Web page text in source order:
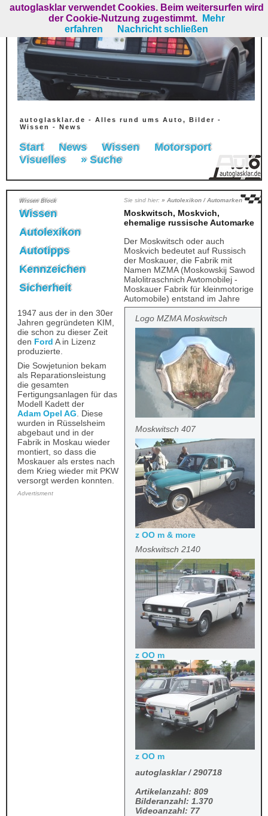
autoglasklar.de - Alles rund ums Auto, Bilder -
Wissen - News
Start News Wissen
Motorsport
Visuelles
» Suche
Wissen Block
Wissen
Autolexikon
Autotipps
Kennzeichen
Sicherheit
Sie sind hier: » Autolexikon / Automarken
Moskwitsch, Moskvich,
ehemalige russische Automarke
Logo MZMA Moskwitsch
Moskwitsch 407
z OO m & more
Moskwitsch 2140
z OO m
z OO m
autoglasklar / 290718
Artikelanzahl: 809
Bilderanzahl: 1.370
Videoanzahl: 77
Der Moskwitsch oder auch
Moskvich bedeutet auf Russisch
der Moskauer, die Fabrik mit
Namen MZMA (Moskowskij Sawod
Malolitraschnich Awtomobilej -
Moskauer Fabrik für kleinmotorige
Automobile) entstand im Jahre
1947 aus der in den 30er
Jahren gegründeten KIM,
die schon zu dieser Zeit
den Ford A in Lizenz
produzierte.
Die Sowjetunion bekam
als Reparationsleistung
die gesamten
Fertigungsanlagen für das
Modell Kadett der
Adam Opel AG . Diese
wurden in Rüsselsheim
abgebaut und in der
Fabrik in Moskau wieder
montiert, so dass die
Moskauer als erstes nach
dem Krieg wieder mit PKW
versorgt werden konnten.
Advertisment
autoglasklar verwendet Cookies. Beim weitersurfen wird
der Cookie-Nutzung zugestimmt.
Mehr
erfahren
Nachricht schließen